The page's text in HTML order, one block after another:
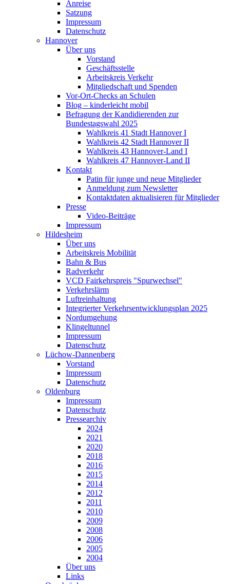
Anreise
Satzung
Impressum
Datenschutz
Hannover
Über uns
Vorstand
Geschäftsstelle
Arbeitskreis Verkehr
Mitgliedschaft und Spenden
Vor-Ort-Checks an Schulen
Blog – kinderleicht mobil
Befragung der Kandidierenden zur
Bundestagswahl 2025
Wahlkreis 41 Stadt Hannover I
Wahlkreis 42 Stadt Hannover II
Wahlkreis 43 Hannover-Land I
Wahlkreis 47 Hannover-Land II
Kontakt
Patin für junge und neue Mitglieder
Anmeldung zum Newsletter
Kontaktdaten aktualisieren für Mitglieder
Presse
Video-Beiträge
Impressum
Hildesheim
Über uns
Arbeitskreis Mobilität
Bahn & Bus
Radverkehr
VCD Fairkehrspreis "Spurwechsel"
Verkehrslärm
Luftreinhaltung
Integrierter Verkehrsentwicklungsplan 2025
Nordumgehung
Klingeltunnel
Impressum
Datenschutz
Lüchow-Dannenberg
Vorstand
Impressum
Datenschutz
Oldenburg
Impressum
Datenschutz
Pressearchiv
2024
2021
2020
2018
2016
2015
2014
2012
2011
2010
2009
2008
2006
2005
2004
Über uns
Links